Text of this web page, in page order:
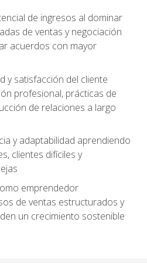
de ingresos al dominar
de ventas y negociación
acuerdos con mayor
y satisfacción del cliente
profesional, prácticas de
de relaciones a largo
y adaptabilidad aprendiendo
clientes difíciles y
emprendedor
de ventas estructurados y
un crecimiento sostenible